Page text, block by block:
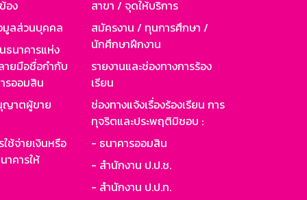
อง
มูลส่วนบุคคล
นาคารแห่ง
ายมือชื่อกำกับ
รออมสิน
ญาตผู้ขาย
ช้จ่ายเงินหรือ
คารให้
สาขา / จุดให้บริการ
สมัครงาน / ทุนการศึกษา /
นักศึกษาฝึกงาน
รายงานและช่องทางการร้อง
เรียน
ช่องทางแจ้งเรื่องร้องเรียน การ
ทุจริตและประพฤติมิชอบ :
- ธนาคารออมสิน
- สำนักงาน ป.ป.ช.
- สำนักงาน ป.ป.ท.